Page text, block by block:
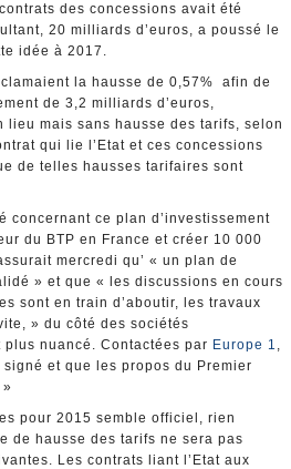
des concessions avait été
20 milliards d’euros, a poussé le
idée à 2017.
la hausse de 0,57% afin de
de 3,2 milliards d’euros,
lieu mais sans hausse des tarifs, selon
qui lie l’Etat et ces concessions
de telles hausses tarifaires sont
concernant ce plan d’investissement
du BTP en France et créer 10 000
mercredi qu’ « un plan de
» et que « les discussions en cours
sont en train d’aboutir, les travaux
» du côté des sociétés
nuancé. Contactées par Europe 1 ,
et que les propos du Premier
»
pour 2015 semble officiel, rien
de hausse des tarifs ne sera pas
Les contrats liant l’Etat aux